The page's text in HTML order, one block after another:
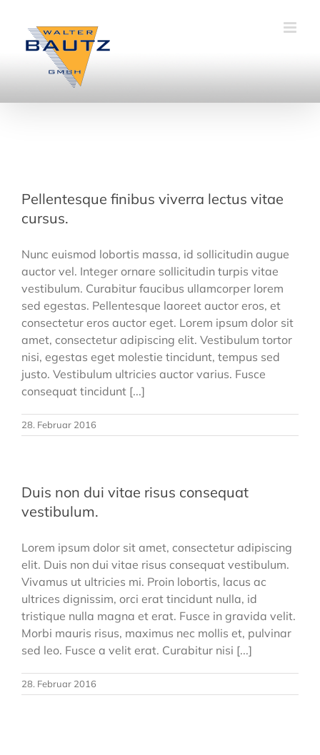
Inhalt
springen
Pellentesque finibus viverra lectus vitae
cursus.
Nunc euismod lobortis massa, id sollicitudin augue
auctor vel. Integer ornare sollicitudin turpis vitae
vestibulum. Curabitur faucibus ullamcorper lorem
sed egestas. Pellentesque laoreet auctor eros, et
consectetur eros auctor eget. Lorem ipsum dolor sit
amet, consectetur adipiscing elit. Vestibulum tortor
nisi, egestas eget molestie tincidunt, tempus sed
justo. Vestibulum ultricies auctor varius. Fusce
consequat tincidunt [...]
28. Februar 2016
Duis non dui vitae risus consequat
vestibulum.
Lorem ipsum dolor sit amet, consectetur adipiscing
elit. Duis non dui vitae risus consequat vestibulum.
Vivamus ut ultricies mi. Proin lobortis, lacus ac
ultrices dignissim, orci erat tincidunt nulla, id
tristique nulla magna et erat. Fusce in gravida velit.
Morbi mauris risus, maximus nec mollis et, pulvinar
sed leo. Fusce a velit erat. Curabitur nisi [...]
28. Februar 2016